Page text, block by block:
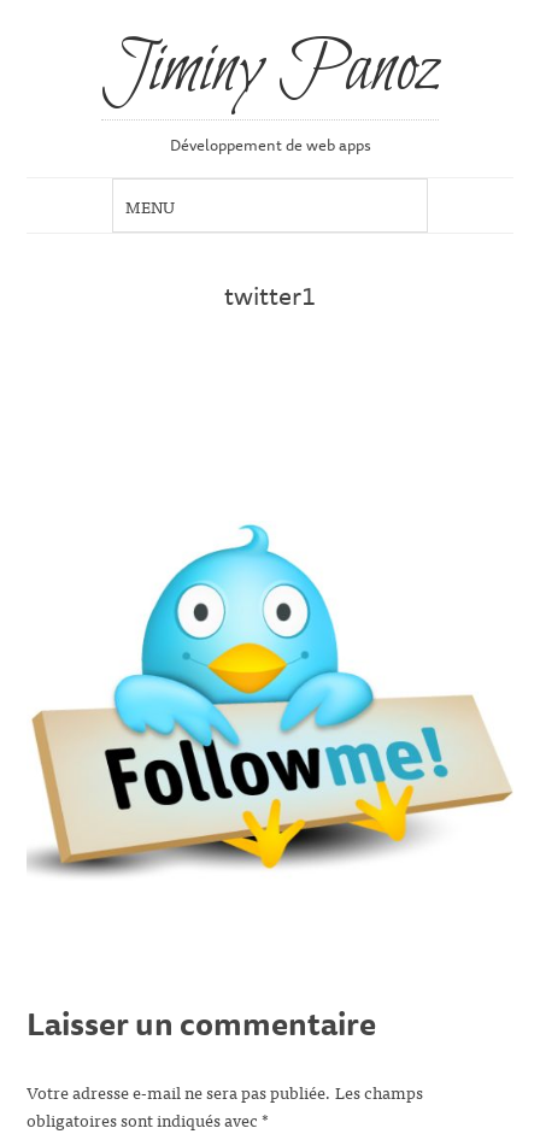
Jiminy Panoz
Développement de web apps
twitter1
Laisser un commentaire
Votre adresse e-mail ne sera pas publiée. Les champs
obligatoires sont indiqués avec*